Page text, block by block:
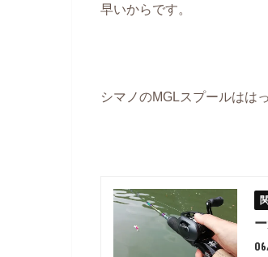
早いからです。
シマノのMGLスプールはは